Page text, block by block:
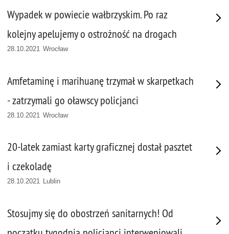
Wypadek w powiecie wałbrzyskim. Po raz
kolejny apelujemy o ostrożność na drogach
28.10.2021 Wrocław
Amfetaminę i marihuanę trzymał w skarpetkach
- zatrzymali go oławscy policjanci
28.10.2021 Wrocław
20-latek zamiast karty graficznej dostał pasztet
i czekoladę
28.10.2021 Lublin
Stosujmy się do obostrzeń sanitarnych! Od